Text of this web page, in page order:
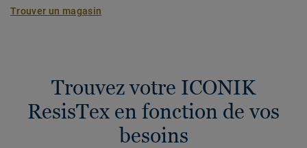
Trouver un magasin
Trouvez votre ICONIK
ResisTex en fonction de vos
besoins